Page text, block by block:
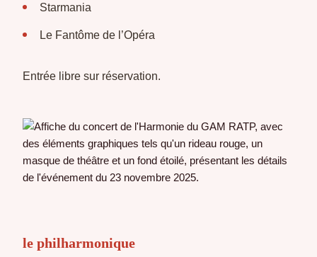
Starmania
Le Fantôme de l’Opéra
Entrée libre sur réservation.
le philharmonique